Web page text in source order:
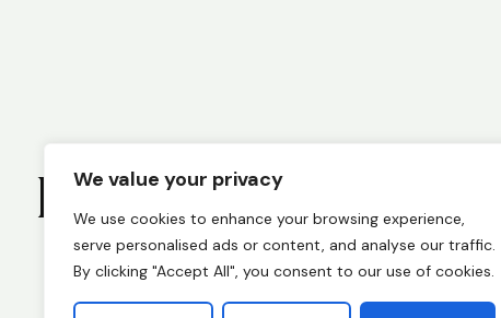
We value your privacy
We use cookies to enhance your browsing experience,
serve personalised ads or content, and analyse our traffic.
By clicking "Accept All", you consent to our use of cookies.
Budite informisani.